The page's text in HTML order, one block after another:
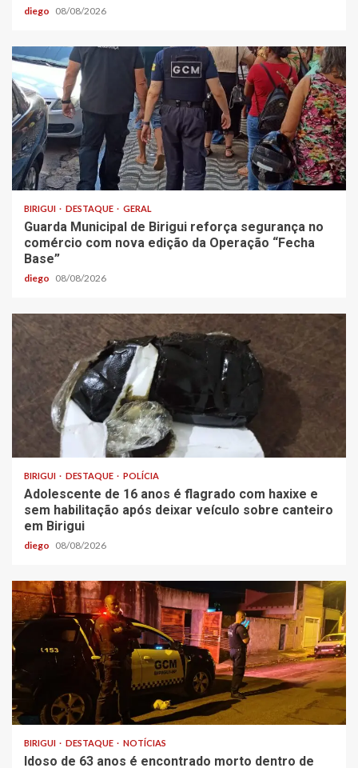
diego 08/08/2026
BIRIGUI DESTAQUE GERAL
Guarda Municipal de Birigui reforça segurança no
comércio com nova edição da Operação “Fecha
Base”
diego 08/08/2026
BIRIGUI DESTAQUE POLÍCIA
Adolescente de 16 anos é flagrado com haxixe e
sem habilitação após deixar veículo sobre canteiro
em Birigui
diego 08/08/2026
BIRIGUI DESTAQUE NOTÍCIAS
Idoso de 63 anos é encontrado morto dentro de